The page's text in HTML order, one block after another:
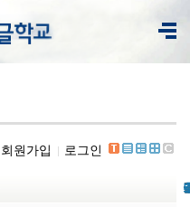
회원가입 로그인